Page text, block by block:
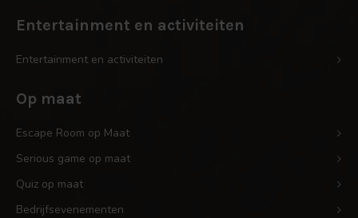
Entertainment en activiteiten
Entertainment en activiteiten
Op maat
Escape Room op Maat
Serious game op maat
Quiz op maat
Bedrijfsevenementen